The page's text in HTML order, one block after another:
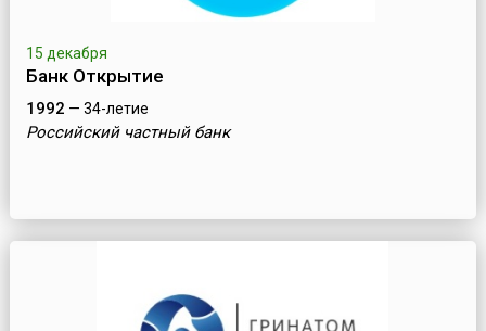
15 декабря
Банк Открытие
1992 — 34-летие
Российский частный банк